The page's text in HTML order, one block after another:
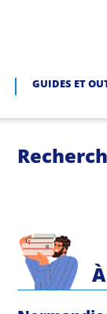
GUIDES ET